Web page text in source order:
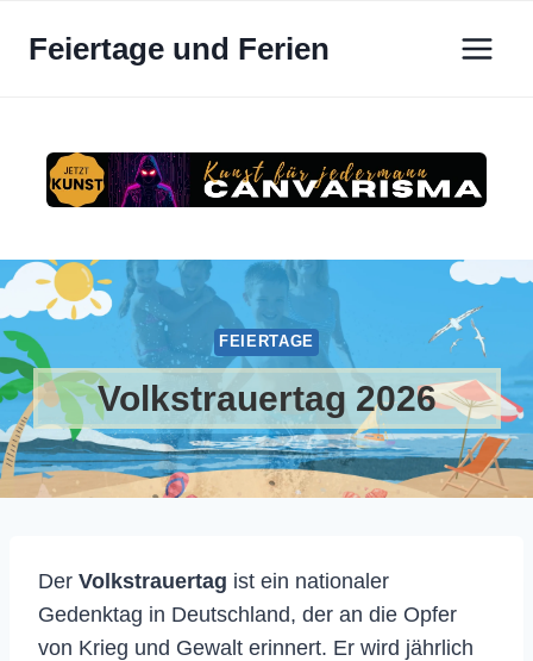
InhaltFeiertage und Ferien
FEIERTAGE
Volkstrauertag 2026
Der Volkstrauertag ist ein nationaler
Gedenktag in Deutschland, der an die Opfer
von Krieg und Gewalt erinnert. Er wird jährlich